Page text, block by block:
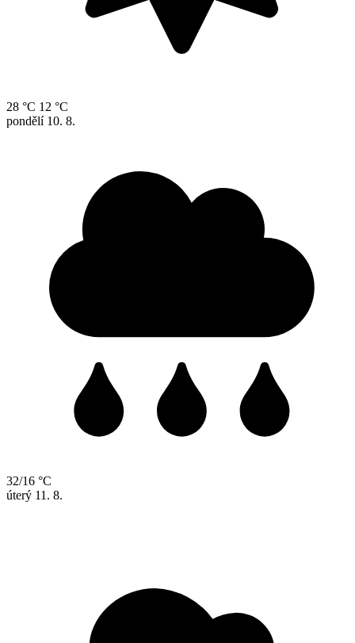
28 °C 12 °C
pondělí 10. 8.
32/16 °C
úterý 11. 8.